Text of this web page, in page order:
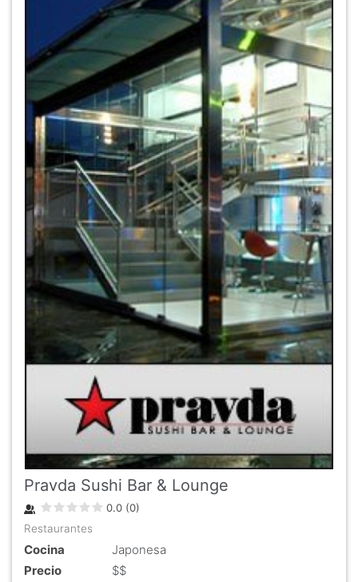
Pravda Sushi Bar & Lounge
0.0 (0)
Restaurantes
Cocina
Japonesa
Precio
$$